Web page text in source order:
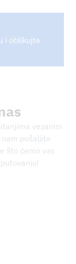
i oblikujte
vezanim
nam pošaljite
što ćemo vas